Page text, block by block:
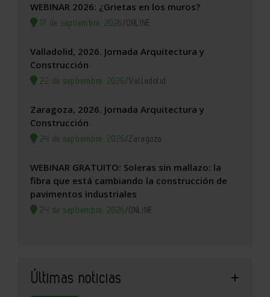
WEBINAR 2026: ¿Grietas en los muros?
17 de septiembre, 2026/ONLINE
Valladolid, 2026. Jornada Arquitectura y
Construcción
22 de septiembre, 2026/Valladolid
Zaragoza, 2026. Jornada Arquitectura y
Construcción
24 de septiembre, 2026/Zaragoza
WEBINAR GRATUITO: Soleras sin mallazo: la
fibra que está cambiando la construcción de
pavimentos industriales
24 de septiembre, 2026/ONLINE
Últimas noticias